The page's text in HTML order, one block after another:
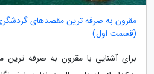
(قسمت اول)
برای آشنایی با مقرون به صرفه